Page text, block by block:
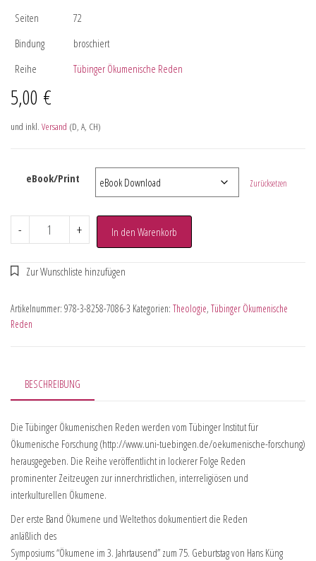
Seiten
72
Bindung
broschiert
Reihe
Tübinger Ökumenische Reden
5,00 €
und inkl. Versand (D, A, CH)
eBook/Print Zurücksetzen
- + In den Warenkorb
Artikelnummer: 978-3-8258-7086-3 Kategorien: Theologie, Tübinger Ökumenische
Reden
BESCHREIBUNG
Die Tübinger Ökumenischen Reden werden vom Tübinger Institut für
Ökumenische Forschung (http://www.uni-tuebingen.de/oekumenische-forschung)
herausgegeben. Die Reihe veröffentlicht in lockerer Folge Reden
prominenter Zeitzeugen zur innerchristlichen, interreligiösen und
interkulturellen Ökumene.
Der erste Band Ökumene und Weltethos dokumentiert die Reden
anläßlich des
Symposiums “Ökumene im 3. Jahrtausend” zum 75. Geburtstag von Hans Küng